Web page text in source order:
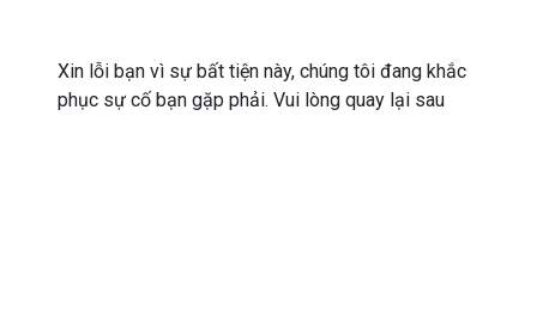
Xin lỗi bạn vì sự bất tiện này, chúng tôi đang khắc
phục sự cố bạn gặp phải. Vui lòng quay lại sau